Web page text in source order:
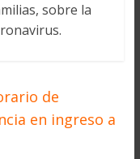
sobre la
de
en ingreso a